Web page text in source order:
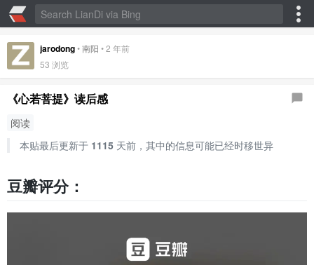
jarodong•南阳 •2 年前
53 浏览
《心若菩提》读后感
阅读
本贴最后更新于 1115天前，其中的信息可能已经时移世异
豆瓣评分：